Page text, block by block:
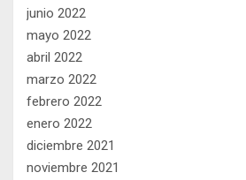
junio 2022
mayo 2022
abril 2022
marzo 2022
febrero 2022
enero 2022
diciembre 2021
noviembre 2021